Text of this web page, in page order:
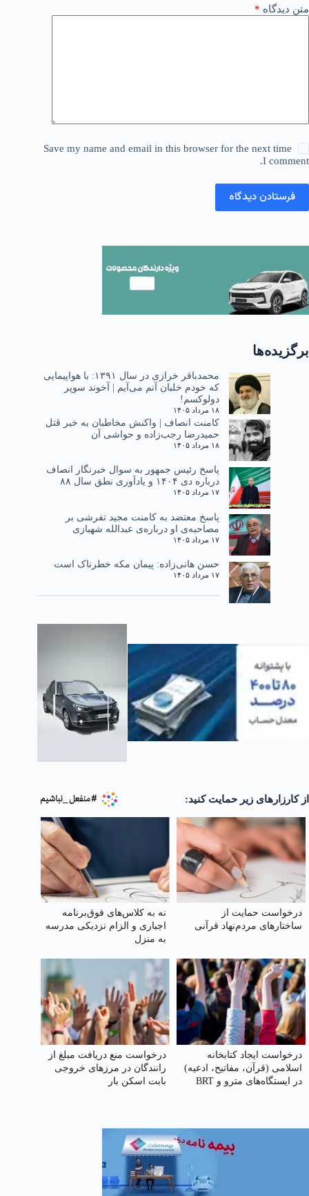
متن دیدگاه *
Save my name and email in this browser for the next time
I comment.
فرستادن دیدگاه
برگزیده‌ها
محمدباقر خرازی در سال ۱۳۹۱: با هواپیمایی
که خودم خلبان آنم می‌آیم | آخوند سوپر
دولوکسم!
۱۸ مرداد ۱۴۰۵
کامنت انصاف | واکنش مخاطبان به خبر قتل
حمیدرضا رجب‌زاده و حواشی آن
۱۸ مرداد ۱۴۰۵
پاسخ رئیس جمهور به سوال خبرنگار انصاف
درباره دی ۱۴۰۴ و یادآوری نطق سال ۸۸
۱۷ مرداد ۱۴۰۵
پاسخ معتضد به کامنت مجید تفرشی بر
مصاحبه‌ی او درباره‌ی عبدالله شهبازی
۱۷ مرداد ۱۴۰۵
حسن هانی‌زاده: پیمان مکه خطرناک است
۱۷ مرداد ۱۴۰۵
از کارزارهای زیر حمایت کنید:
درخواست حمایت از
ساختارهای مردم‌نهاد قرآنی
نه به کلاس‌های فوق‌برنامه
اجباری و الزام نزدیکی مدرسه
به منزل
درخواست ایجاد کتابخانه
اسلامی (قرآن، مفاتیح، ادعیه)
در ایستگاه‌های مترو و BRT
درخواست منع دریافت مبلغ از
رانندگان در مرزهای خروجی
بابت اسکن بار